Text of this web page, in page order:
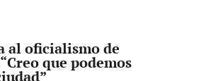
al oficialismo de
que podemos